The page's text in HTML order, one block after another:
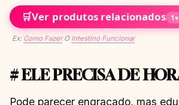
🛒Ver produtos relacionados 1▾
Ex: Como FazerO Intestino Funcionar
# ELE PRECISA DE
Pode parecer engraçado, mas